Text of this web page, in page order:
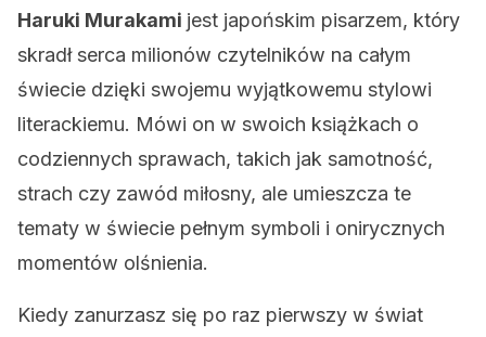
Haruki Murakami jest japońskim pisarzem, który
skradł serca milionów czytelników na całym
świecie dzięki swojemu wyjątkowemu stylowi
literackiemu. Mówi on w swoich książkach o
codziennych sprawach, takich jak samotność,
strach czy zawód miłosny, ale umieszcza te
tematy w świecie pełnym symboli i onirycznych
momentów olśnienia.
Kiedy zanurzasz się po raz pierwszy w świat